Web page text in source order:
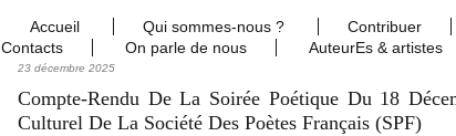
Accueil Qui sommes-nous ? Contribuer
Contacts
On parle de nous AuteurEs & artistes
23 décembre 2025
Compte-Rendu De La Soirée Poétique Du 18
Culturel De La Société Des Poètes Français (SPF)